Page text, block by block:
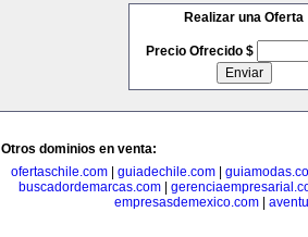
Realizar una Oferta
Precio Ofrecido $
Otros dominios en venta:
ofertaschile.com
guiadechile.com
buscadordemarcas.com|
empresasdemexico.com|